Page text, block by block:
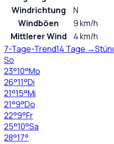
Windrichtung
N
Windböen
9 km/h
Mittlerer Wind
4 km/h
7-Tage-Trend14 Tage →
So
23°10°Mo
26°11°Di
21°15°Mi
21°9°Do
22°9°Fr
25°10°Sa
28°17°